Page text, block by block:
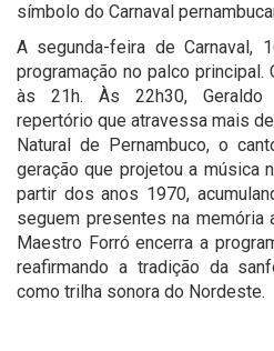
símbolo do Carnaval
A segunda-feira de Carnaval,
programação no palco principal.
às 21h. Às 22h30, Geraldo
repertório que atravessa mais
Natural de Pernambuco, o
geração que projetou a música
partir dos anos 1970,
seguem presentes na memória
Maestro Forró encerra a
reafirmando a tradição da
como trilha sonora do Nordeste.